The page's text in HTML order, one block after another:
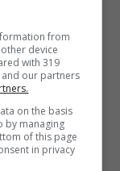
inseritele
bolle.
minuti
modo la
insieme.
di
from
device
with 319
and our partners
on the basis
by managing
of this page
in privacy